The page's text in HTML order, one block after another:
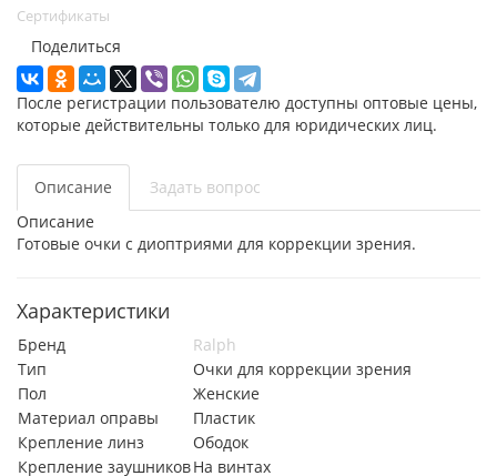
Сертификаты
Поделиться
После регистрации пользователю доступны оптовые цены,
которые действительны только для юридических лиц.
Описание
Задать вопрос
Описание
Готовые очки с диоптриями для коррекции зрения.
Характеристики
Бренд
Ralph
Тип
Очки для коррекции зрения
Пол
Женские
Материал оправы
Пластик
Крепление линз
Ободок
Крепление заушниковНа винтах